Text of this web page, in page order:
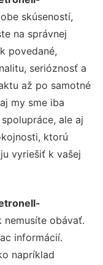
skúseností,
na správnej
povedané,
serióznosť a
až po samotné
my sme iba
ale aj
ktorú
vyriešiť k vašej
nemusíte obávať.
informácií.
napríklad